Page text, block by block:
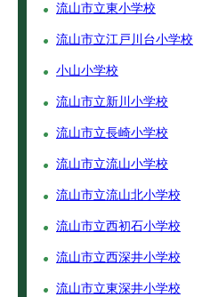
流山市立東小学校
流山市立江戸川台小学校
小山小学校
流山市立新川小学校
流山市立長崎小学校
流山市立流山小学校
流山市立流山北小学校
流山市立西初石小学校
流山市立西深井小学校
流山市立東深井小学校